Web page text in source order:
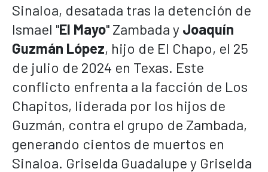
Sinaloa, desatada tras la detención de
Ismael "El Mayo" Zambada y Joaquín
Guzmán López, hijo de El Chapo, el 25
de julio de 2024 en Texas. Este
conflicto enfrenta a la facción de Los
Chapitos, liderada por los hijos de
Guzmán, contra el grupo de Zambada,
generando cientos de muertos en
Sinaloa. Griselda Guadalupe y Griselda